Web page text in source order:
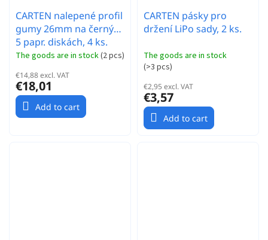
CARTEN nalepené profil
gumy 26mm na černých
5 papr. diskách, 4 ks.
The goods are in stock(2 pcs)
€14,88 excl. VAT
€18,01
Add to cart
CARTEN pásky pro
držení LiPo sady, 2 ks.
The goods are in stock
(>3 pcs)
€2,95 excl. VAT
€3,57
Add to cart